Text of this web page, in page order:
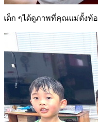
เด็ก ๆได้ดูภาพที่คุณแม่ตั้งท้